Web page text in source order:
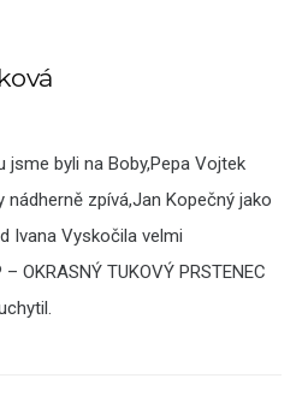
jsme byli na Boby,Pepa Vojtek
nádherně zpívá,Jan Kopečný jako
Ivana Vyskočila velmi
OKRASNÝ TUKOVÝ PRSTENEC